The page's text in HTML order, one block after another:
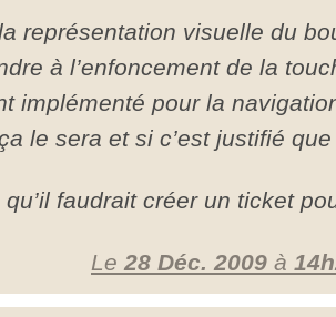
représentation visuelle du
à l’enfoncement de la
implémenté pour la
le sera et si c’est justifié
qu’il faudrait créer un ticket
Le 28 Déc. 2009 à